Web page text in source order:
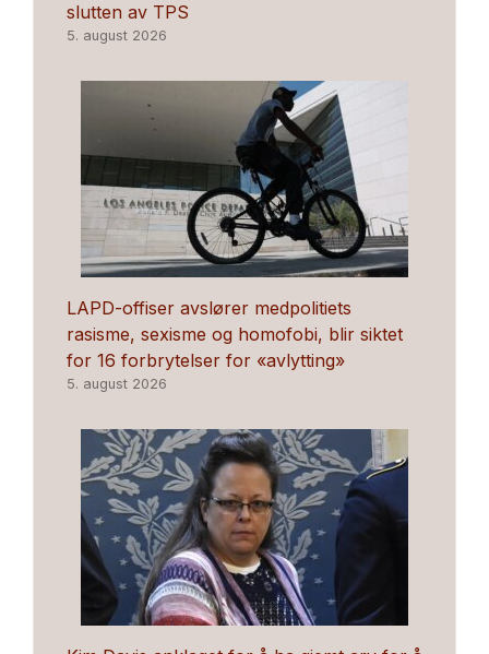
slutten av TPS
5. august 2026
LAPD-offiser avslører medpolitiets
rasisme, sexisme og homofobi, blir siktet
for 16 forbrytelser for «avlytting»
5. august 2026